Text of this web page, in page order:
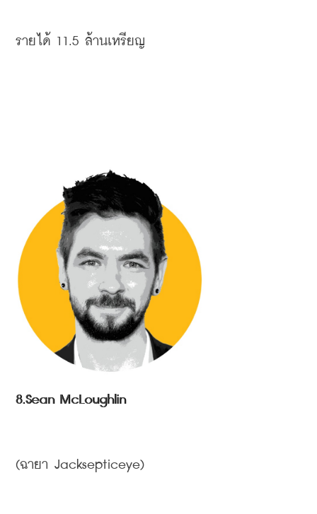
รายได้ 11.5 ล้านเหรียญ
8.Sean McLoughlin
(ฉายา Jacksepticeye)